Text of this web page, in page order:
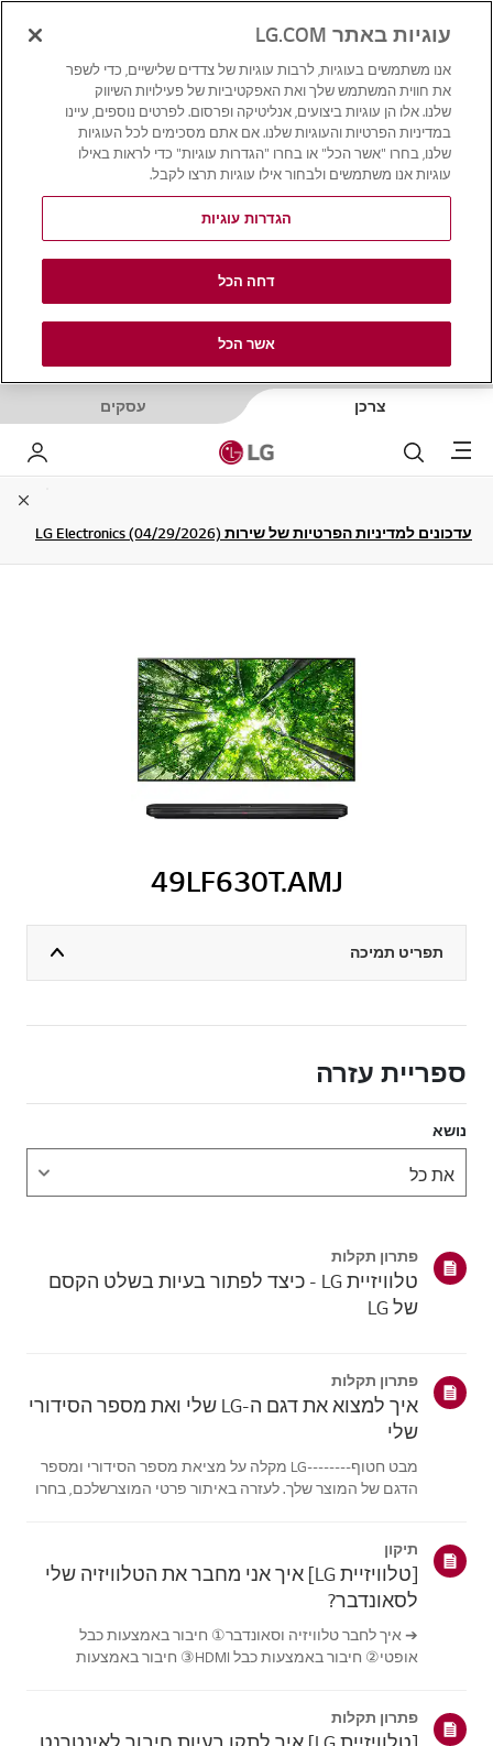
צרכן עסקים
Menu לחפש LG שלי
עדכונים למדיניות הפרטיות של שירות LG Electronics (04/29/2026)
49LF630T.AMJ
תפריט תמיכה
ספריית עזרה
נושא
פתרון תקלות
טלוויזיית LG - כיצד לפתור בעיות בשלט הקסם
של LG
פתרון תקלות
איך למצוא את דגם ה-LG שלי ואת מספר הסידורי
שלי
מבט חטוף--------LG מקלה על מציאת מספר הסידורי ומספר
הדגם של המוצר שלך. לעזרה באיתור פרטי המוצרשלכם, בחרו
עשויים להיות שונים מהמוצרשלך.טלו...
תיקון
[טלוויזיית LG] איך אני מחבר את הטלוויזיה שלי
לסאונדבר?
➔ איך לחבר טלוויזיה וסאונדבר① חיבור באמצעות כבל
אופטי② חיבור באמצעות כבל HDMI③ חיבור באמצעות
הכינו את הכבל האופטי.2. בדוק את מיקום ...
פתרון תקלות
עוגיות באתר LG.COM
אנו משתמשים בעוגיות, לרבות עוגיות של צדדים שלישיים, כדי לשפר
את חווית המשתמש שלך ואת האפקטיביות של פעילויות השיווק
שלנו. אלו הן עוגיות ביצועים, אנליטיקה ופרסום. לפרטים נוספים, עיינו
במדיניות הפרטיות והעוגיות שלנו. אם אתם מסכימים לכל העוגיות
שלנו, בחרו "אשר הכל" או בחרו "הגדרות עוגיות" כדי לראות באילו
עוגיות אנו משתמשים ולבחור אילו עוגיות תרצו לקבל.
הגדרות עוגיות
דחה הכל
אשר הכל